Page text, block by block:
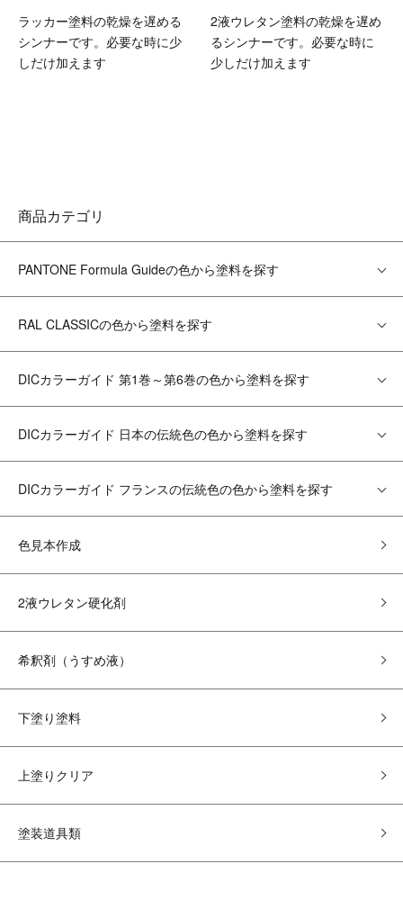
ラッカー塗料の乾燥を遅める
シンナーです。必要な時に少
しだけ加えます
2液ウレタン塗料の乾燥を遅め
るシンナーです。必要な時に
少しだけ加えます
商品カテゴリ
PANTONE Formula Guideの色から塗料を探す
RAL CLASSICの色から塗料を探す
DICカラーガイド 第1巻～第6巻の色から塗料を探す
DICカラーガイド 日本の伝統色の色から塗料を探す
DICカラーガイド フランスの伝統色の色から塗料を探す
色見本作成
2液ウレタン硬化剤
希釈剤（うすめ液）
下塗り塗料
上塗りクリア
塗装道具類